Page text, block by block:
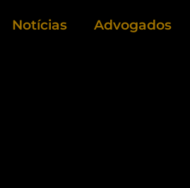
Notícias Advogados